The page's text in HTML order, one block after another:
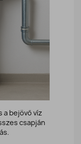
a bejövő víz
csapján